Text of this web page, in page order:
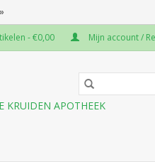
- €0,00 Mijn account /
KRUIDEN APOTHEEK